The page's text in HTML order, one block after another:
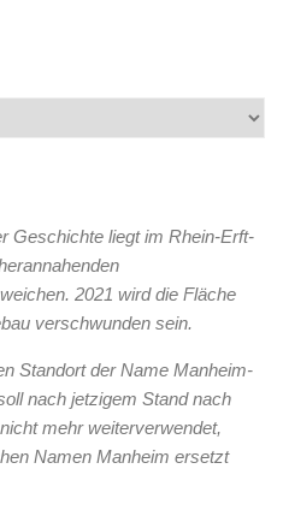
Geschichte liegt im Rhein-Erft-
2021 wird die Fläche
verschwunden sein.
Standort der Name Manheim-
nach jetzigem Stand nach
mehr weiterverwendet,
Namen Manheim ersetzt